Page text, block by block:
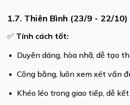
1.7. Thiên Bình (23/9 - 22/10)
✅ Tính cách tốt:
Duyên dáng, hòa nhã, dễ tạo
Công bằng, luôn xem xét vấn
Khéo léo trong giao tiếp, dễ